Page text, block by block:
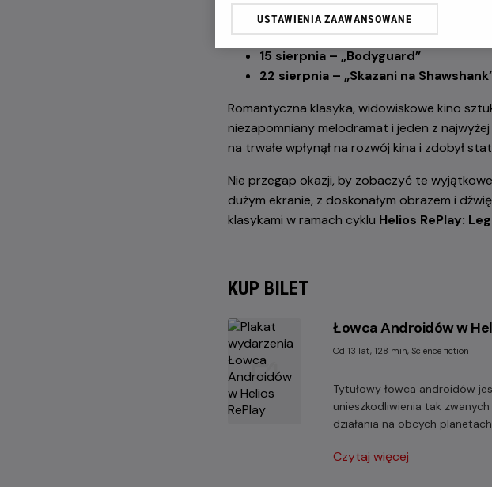
1 sierpnia – „Lśnienie”
8 sierpnia – „Łowca androidów
15 sierpnia – „Bodyguard”
22 sierpnia – „Skazani na
Romantyczna klasyka, widowiskowe kino
niezapomniany melodramat i jeden z
na trwałe wpłynął na rozwój kina i zdobył
Nie przegap okazji, by zobaczyć te
dużym ekranie, z doskonałym obrazem i
klasykami w ramach cyklu Helios RePlay:
KUP BILET
Łowca Androidów w
Od 13 lat, 128 min, Science fiction
Tytułowy łowca androidów
unieszkodliwienia tak
działania na obcych planetach.
Czytaj więcej
odbiorców i ulepszanie usług.
USTAWIENIA ZAAWANSOWANE